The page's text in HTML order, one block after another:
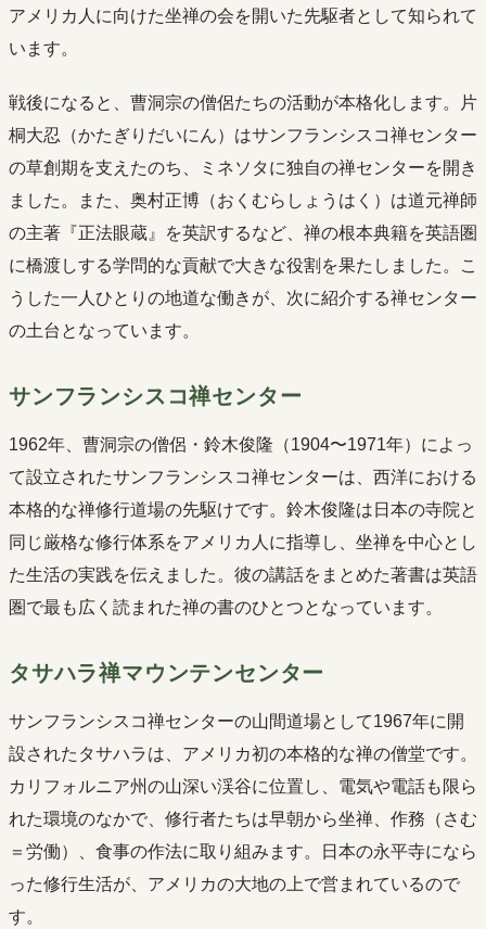
アメリカ人に向けた坐禅の会を開いた先駆者として知られて
います。
戦後になると、曹洞宗の僧侶たちの活動が本格化します。片
桐大忍（かたぎりだいにん）はサンフランシスコ禅センター
の草創期を支えたのち、ミネソタに独自の禅センターを開き
ました。また、奥村正博（おくむらしょうはく）は道元禅師
の主著『正法眼蔵』を英訳するなど、禅の根本典籍を英語圏
に橋渡しする学問的な貢献で大きな役割を果たしました。こ
うした一人ひとりの地道な働きが、次に紹介する禅センター
の土台となっています。
サンフランシスコ禅センター
1962年、曹洞宗の僧侶・鈴木俊隆（1904〜1971年）によっ
て設立されたサンフランシスコ禅センターは、西洋における
本格的な禅修行道場の先駆けです。鈴木俊隆は日本の寺院と
同じ厳格な修行体系をアメリカ人に指導し、坐禅を中心とし
た生活の実践を伝えました。彼の講話をまとめた著書は英語
圏で最も広く読まれた禅の書のひとつとなっています。
タサハラ禅マウンテンセンター
サンフランシスコ禅センターの山間道場として1967年に開
設されたタサハラは、アメリカ初の本格的な禅の僧堂です。
カリフォルニア州の山深い渓谷に位置し、電気や電話も限ら
れた環境のなかで、修行者たちは早朝から坐禅、作務（さむ
＝労働）、食事の作法に取り組みます。日本の永平寺になら
った修行生活が、アメリカの大地の上で営まれているので
す。